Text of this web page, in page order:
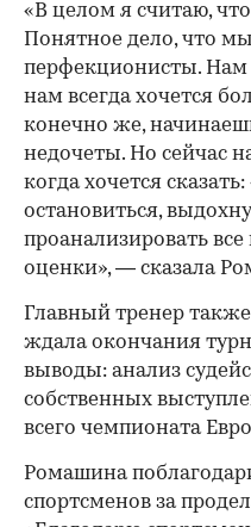
00:00 / 00:00
«В целом я считаю,
Понятное дело, что
перфекционисты. Нам
нам всегда хочется
конечно же,
недочеты. Но сейчас
когда хочется
остановиться,
проанализировать
оценки», — сказала
Главный тренер
ждала окончания
выводы: анализ
собственных
всего чемпионата
Ромашина
спортсменов за